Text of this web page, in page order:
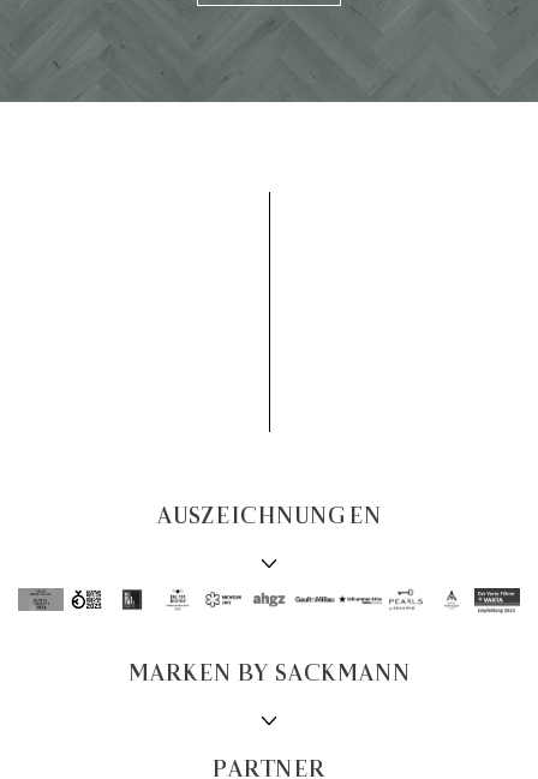
AUSZEICHNUNGEN
MARKEN BY SACKMANN
PARTNER